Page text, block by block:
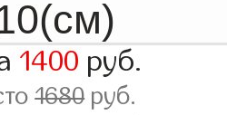
1400 руб.
1680руб.